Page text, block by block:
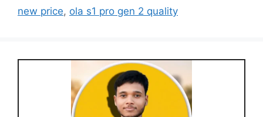
new price, ola s1 pro gen 2 quality